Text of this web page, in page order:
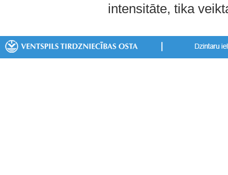
intensitāte, tika